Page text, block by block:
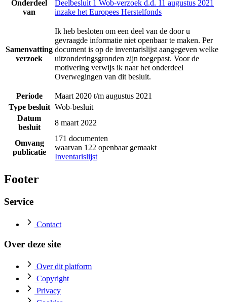
Onderdeel
van
Deelbesluit 1 Wob-verzoek d.d. 11 augustus 2021
inzake het Europees Herstelfonds
Samenvatting
verzoek
Ik heb besloten om een deel van de door u
gevraagde informatie niet openbaar te maken. Per
document is op de inventarislijst aangegeven welke
uitzonderingsgronden zijn toegepast. Voor de
motivering verwijs ik naar het onderdeel
Overwegingen van dit besluit.
Periode
Maart 2020 t/m augustus 2021
Type besluit Wob-besluit
Datum
besluit
8 maart 2022
Omvang
publicatie
171 documenten
waarvan 122 openbaar gemaakt
Inventarislijst
Footer
Service
Contact
Over deze site
Over dit platform
Copyright
Privacy